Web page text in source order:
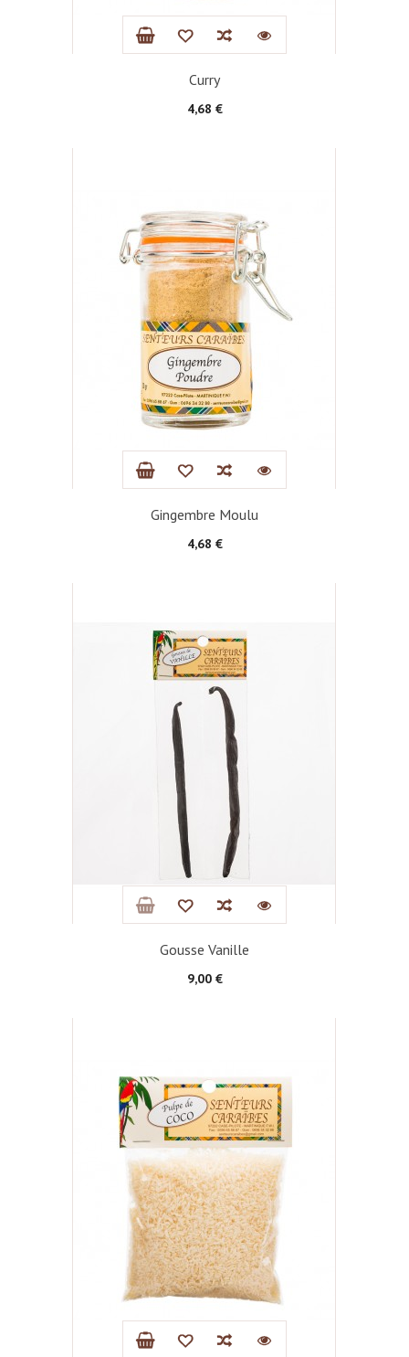
Curry
4,68 €Prix
Gingembre Moulu
4,68 €Prix
Gousse Vanille
9,00 €Prix